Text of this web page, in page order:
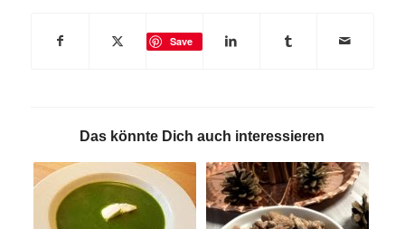
Save
Das könnte Dich auch interessieren